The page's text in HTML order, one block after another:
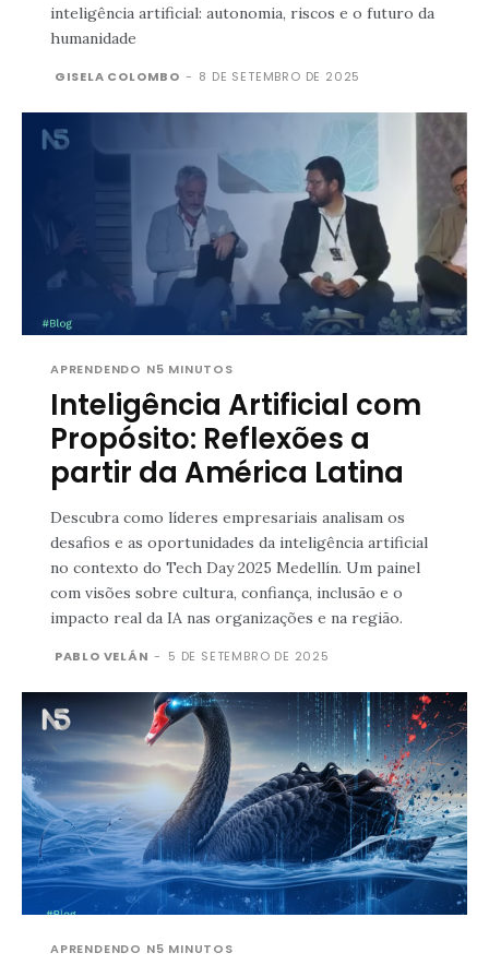
inteligência artificial: autonomia, riscos e o futuro da
humanidade
GISELA COLOMBO - 8 DE SETEMBRO DE 2025
APRENDENDO N5 MINUTOS
Inteligência Artificial com
Propósito: Reflexões a
partir da América Latina
Descubra como líderes empresariais analisam os
desafios e as oportunidades da inteligência artificial
no contexto do Tech Day 2025 Medellín. Um painel
com visões sobre cultura, confiança, inclusão e o
impacto real da IA nas organizações e na região.
PABLO VELÁN - 5 DE SETEMBRO DE 2025
APRENDENDO N5 MINUTOS